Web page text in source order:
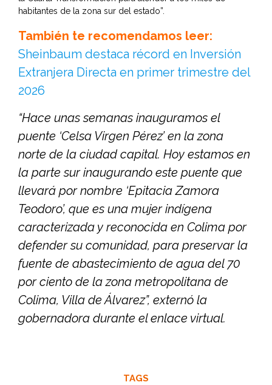
habitantes de la zona sur del estado”.
También te recomendamos leer:
Sheinbaum destaca récord en Inversión
Extranjera Directa en primer trimestre del
2026
“Hace unas semanas inauguramos el
puente ‘Celsa Virgen Pérez’ en la zona
norte de la ciudad capital. Hoy estamos en
la parte sur inaugurando este puente que
llevará por nombre ‘Epitacia Zamora
Teodoro’, que es una mujer indígena
caracterizada y reconocida en Colima por
defender su comunidad, para preservar la
fuente de abastecimiento de agua del 70
por ciento de la zona metropolitana de
Colima, Villa de Álvarez”, externó la
gobernadora durante el enlace virtual.
TAGS